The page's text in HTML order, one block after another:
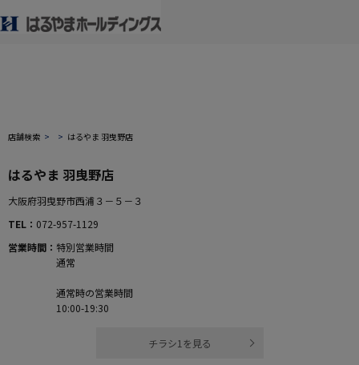
店舗検索 はるやま 羽曳野店
はるやま 羽曳野店
大阪府羽曳野市西浦３－５－３
TEL
072-957-1129
営業時間
特別営業時間
通常
通常時の営業時間
10:00-19:30
チラシ1を見る